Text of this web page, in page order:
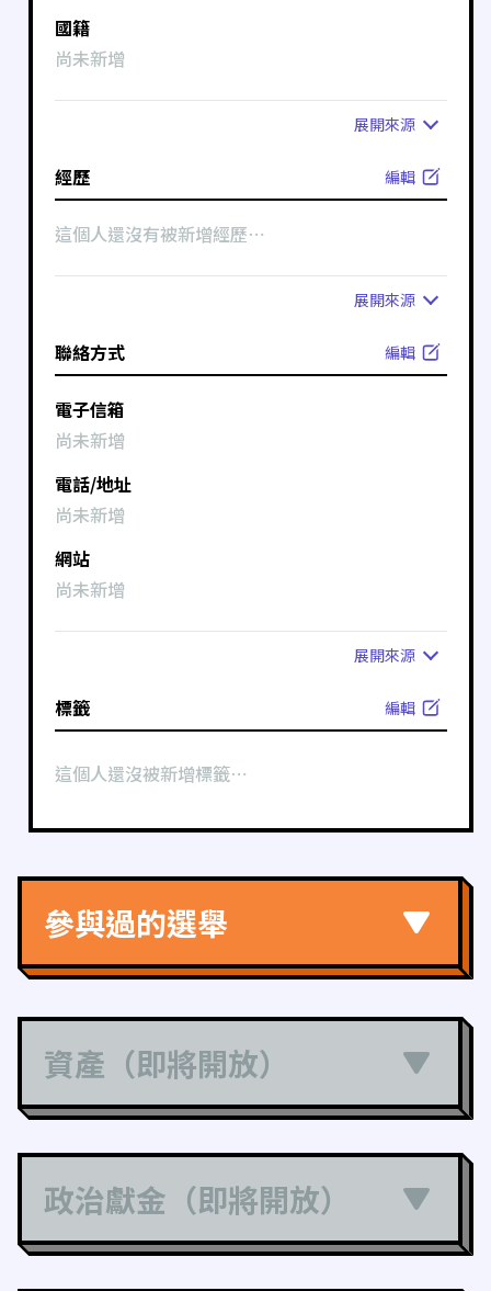
國籍
尚未新增
展開來源
經歷 編輯
這個人還沒有被新增經歷⋯
展開來源
聯絡方式 編輯
電子信箱
尚未新增
電話/地址
尚未新增
網站
尚未新增
展開來源
標籤 編輯
這個人還沒被新增標籤⋯
參與過的選舉
資產（即將開放）
政治獻金（即將開放）